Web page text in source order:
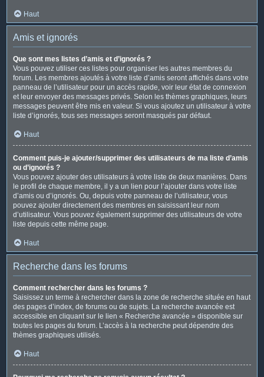
Haut
Amis et ignorés
Que sont mes listes d’amis et d’ignorés ?
Vous pouvez utiliser ces listes pour organiser les autres membres du
forum. Les membres ajoutés à votre liste d’amis seront affichés dans votre
panneau de l’utilisateur pour un accès rapide, voir leur état de connexion
et leur envoyer des messages privés. Selon les thèmes graphiques, leurs
messages peuvent être mis en valeur. Si vous ajoutez un utilisateur à votre
liste d’ignorés, tous ses messages seront masqués par défaut.
Haut
Comment puis-je ajouter/supprimer des utilisateurs de ma liste d’amis
ou d’ignorés ?
Vous pouvez ajouter des utilisateurs à votre liste de deux manières. Dans
le profil de chaque membre, il y a un lien pour l’ajouter dans votre liste
d’amis ou d’ignorés. Ou, depuis votre panneau de l’utilisateur, vous
pouvez ajouter directement des membres en saisissant leur nom
d’utilisateur. Vous pouvez également supprimer des utilisateurs de votre
liste depuis cette même page.
Haut
Recherche dans les forums
Comment rechercher dans les forums ?
Saisissez un terme à rechercher dans la zone de recherche située en haut
des pages d’index, de forums ou de sujets. La recherche avancée est
accessible en cliquant sur le lien « Recherche avancée » disponible sur
toutes les pages du forum. L’accès à la recherche peut dépendre des
thèmes graphiques utilisés.
Haut